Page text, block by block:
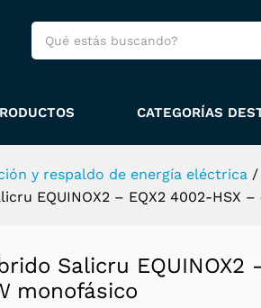
CATEGORÍAS
y respaldo de energía eléctrica /
EQUINOX2 – EQX2 4002-HSX
Salicru EQUINOX2
monofásico
Envío y políticas Especificaciones
Política de garantía Consulta